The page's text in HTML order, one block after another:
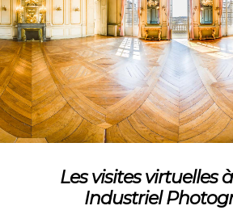
Les visites virtuelles
Industriel